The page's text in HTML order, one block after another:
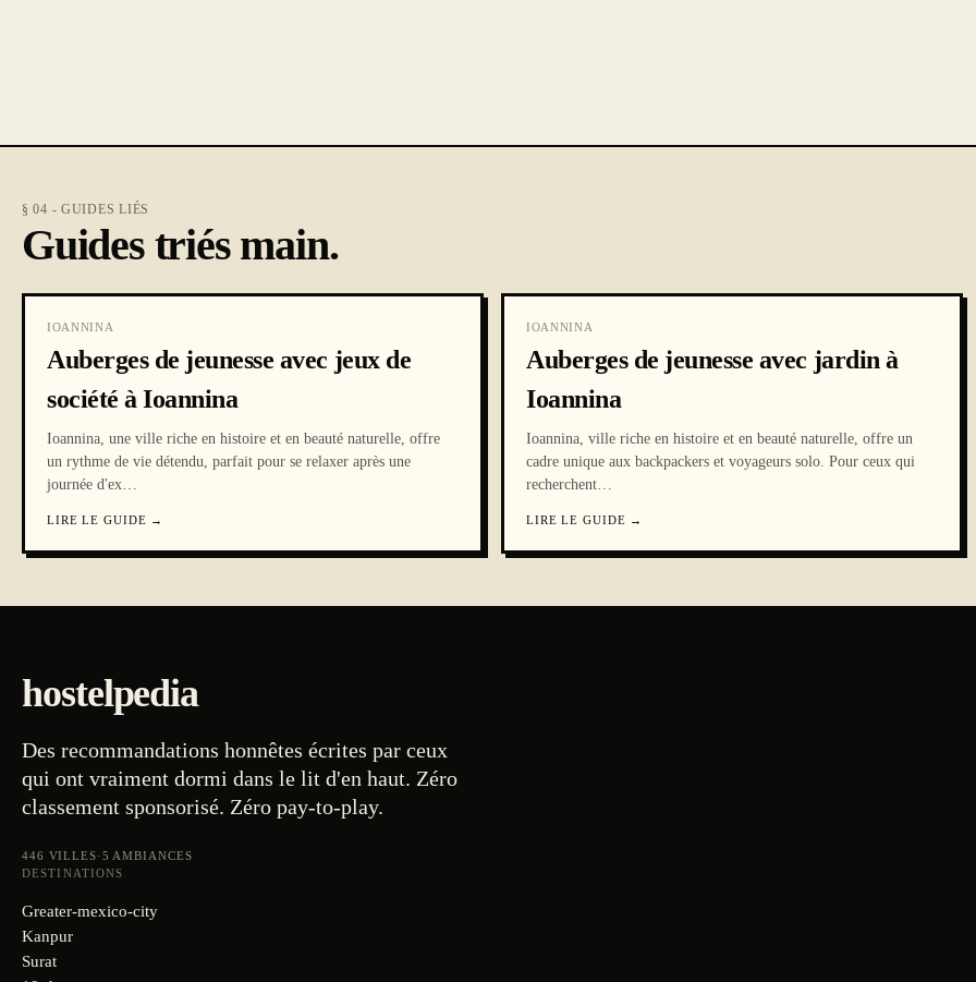
§ 04 - GUIDES LIÉS
Guides triés main.
IOANNINA
Auberges de jeunesse avec jeux de
société à Ioannina
Ioannina, une ville riche en histoire et en beauté naturelle, offre
un rythme de vie détendu, parfait pour se relaxer après une
journée d'ex…
LIRE LE GUIDE →
IOANNINA
Auberges de jeunesse avec jardin à
Ioannina
Ioannina, ville riche en histoire et en beauté naturelle, offre un
cadre unique aux backpackers et voyageurs solo. Pour ceux qui
recherchent…
LIRE LE GUIDE →
hostelpedia
Des recommandations honnêtes écrites par ceux
qui ont vraiment dormi dans le lit d'en haut. Zéro
classement sponsorisé. Zéro pay-to-play.
446 VILLES·5 AMBIANCES
DESTINATIONS
Greater-mexico-city
Kanpur
Surat